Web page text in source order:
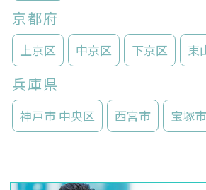
京都府
上京区 中京区 下京区 東
兵庫県
神戸市 中央区 西宮市 宝塚市